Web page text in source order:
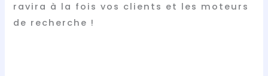
ravira à la fois vos clients et les moteurs
de recherche !